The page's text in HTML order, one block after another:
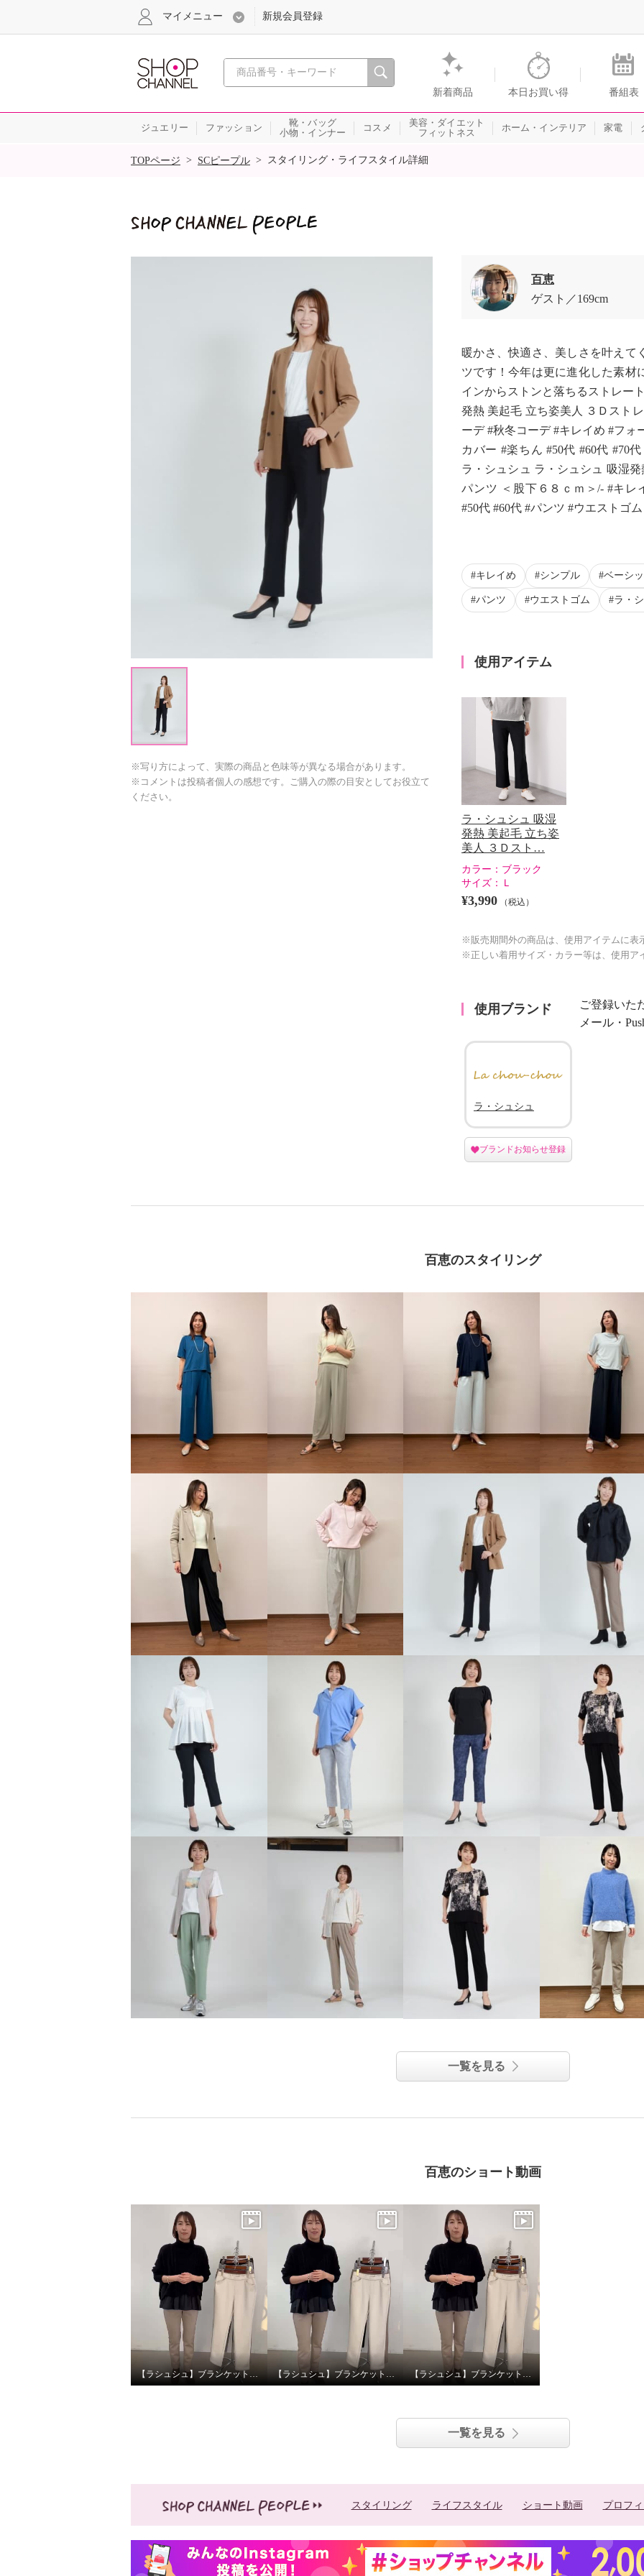
心おどる、瞬間を。通販・テレビショッピングのショップチャンネル
新着商品 本日お買い得 番組表
マイメニュー 新規会員登録
ジュエリー ファッション
靴・バッグ
小物・インナー
コスメ
美容・ダイエット
フィットネス
ホーム・インテリア 家電
SALE
TOPページ > SCピープル > スタイリング・ライフスタイル詳細
※写り方によって、実際の商品と色味等が異なる場合があります。
※コメントは投稿者個人の感想です。ご購入の際の目安としてお役立て
ください。
百恵
ゲスト
169cm
暖かさ、快適さ、美しさを叶えて
ツです！今年は更に進化した素材
インからストンと落ちるストレー
発熱 美起毛 立ち姿美人 ３Ｄスト
ーデ #秋冬コーデ #キレイめ #フォ
カバー #楽ちん #50代 #60代 #70
ラ・シュシュ ラ・シュシュ 吸湿
パンツ ＜股下６８ｃｍ＞/- #キレ
#50代 #60代 #パンツ #ウエストゴ
キレイめ シンプル ベーシ
パンツ ウエストゴム ラ・
使用アイテム
ラ・シュシュ 吸湿
発熱 美起毛 立ち姿
美人 ３Ｄスト…
カラー： ブラック
サイズ：
Ｌ
¥3,990 （税込）
※販売期間外の商品は、使用アイテムに表
※正しい着用サイズ・カラー等は、使用ア
使用ブランド
ご登録いた
メール・
ラ・シュシュ
ブランドお知らせ登録
百恵のスタイリング
一覧を見る
百恵のショート動画
【ラシュシュ】ブランケット起毛のご紹介！ 【ラシュシュ】ブランケット起毛パンツお色目ご紹介！ 【ラシュシュ】ブランケット起毛 シルエットのご紹介
一覧を見る
スタイリング ライフスタイル ショート動画 プロフ